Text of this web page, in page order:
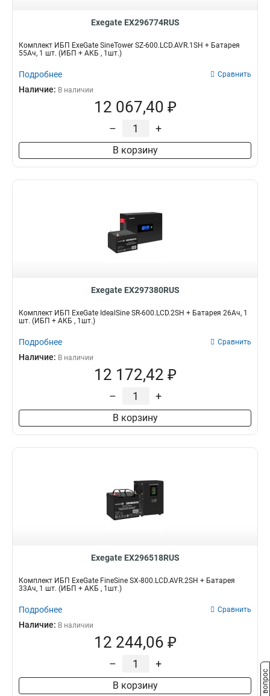
Exegate EX296774RUS
Комплект ИБП ExeGate SineTower SZ-600.LCD.AVR.1SH + Батарея
55Aч, 1 шт. (ИБП + АКБ , 1шт.)
Подробнее Сравнить
Наличие: В наличии
12 067,40 ₽
– +
В корзину
Exegate EX297380RUS
Комплект ИБП ExeGate IdealSine SR-600.LCD.2SH + Батарея 26Aч, 1
шт. (ИБП + АКБ , 1шт.)
Подробнее Сравнить
Наличие: В наличии
12 172,42 ₽
– +
В корзину
Exegate EX296518RUS
Комплект ИБП ExeGate FineSine SX-800.LCD.AVR.2SH + Батарея
33Aч, 1 шт. (ИБП + АКБ , 1шт.)
Подробнее Сравнить
Наличие: В наличии
12 244,06 ₽
– +
В корзину